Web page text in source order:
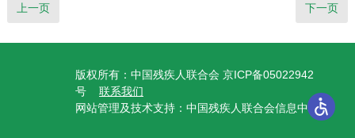
上一页 下一页
版权所有：中国残疾人联合会 京ICP备05022942
号 联系我们
网站管理及技术支持：中国残疾人联合会信息中心